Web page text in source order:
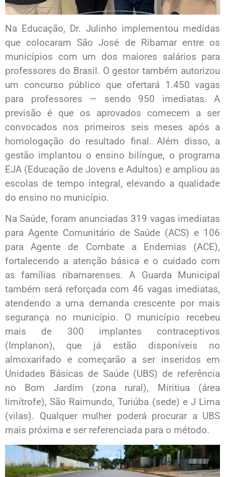
Na Educação, Dr. Julinho implementou medidas
que colocaram São José de Ribamar entre os
municípios com um dos maiores salários para
professores do Brasil. O gestor também autorizou
um concurso público que ofertará 1.450 vagas
para professores — sendo 950 imediatas. A
previsão é que os aprovados comecem a ser
convocados nos primeiros seis meses após a
homologação do resultado final. Além disso, a
gestão implantou o ensino bilíngue, o programa
EJA (Educação de Jovens e Adultos) e ampliou as
escolas de tempo integral, elevando a qualidade
do ensino no município.
Na Saúde, foram anunciadas 319 vagas imediatas
para Agente Comunitário de Saúde (ACS) e 106
para Agente de Combate a Endemias (ACE),
fortalecendo a atenção básica e o cuidado com
as famílias ribamarenses. A Guarda Municipal
também será reforçada com 46 vagas imediatas,
atendendo a uma demanda crescente por mais
segurança no município. O município recebeu
mais de 300 implantes contraceptivos
(Implanon), que já estão disponíveis no
almoxarifado e começarão a ser inseridos em
Unidades Básicas de Saúde (UBS) de referência
no Bom Jardim (zona rural), Miritiua (área
limítrofe), São Raimundo, Turiúba (sede) e J Lima
(vilas). Qualquer mulher poderá procurar a UBS
mais próxima e ser referenciada para o método.